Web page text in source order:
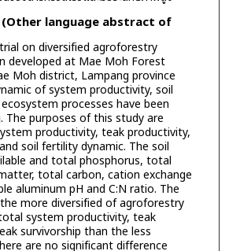
language abstract of
on diversified agroforestry
developed at Mae Moh Forest
Moh district, Lampang province
of system productivity, soil
processes have been
The purposes of this study are
productivity, teak productivity,
soil fertility dynamic. The soil
and total phosphorus, total
total carbon, cation exchange
aluminum pH and C:N ratio. The
more diversified of agroforestry
system productivity, teak
survivorship than the less
are no significant difference